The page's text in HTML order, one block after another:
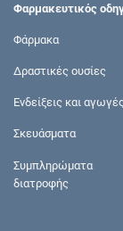
Φαρμακευτικός
Φάρμακα
Δραστικές ουσίες
Ενδείξεις και αγωγές
Σκευάσματα
Συμπληρώματα
διατροφής